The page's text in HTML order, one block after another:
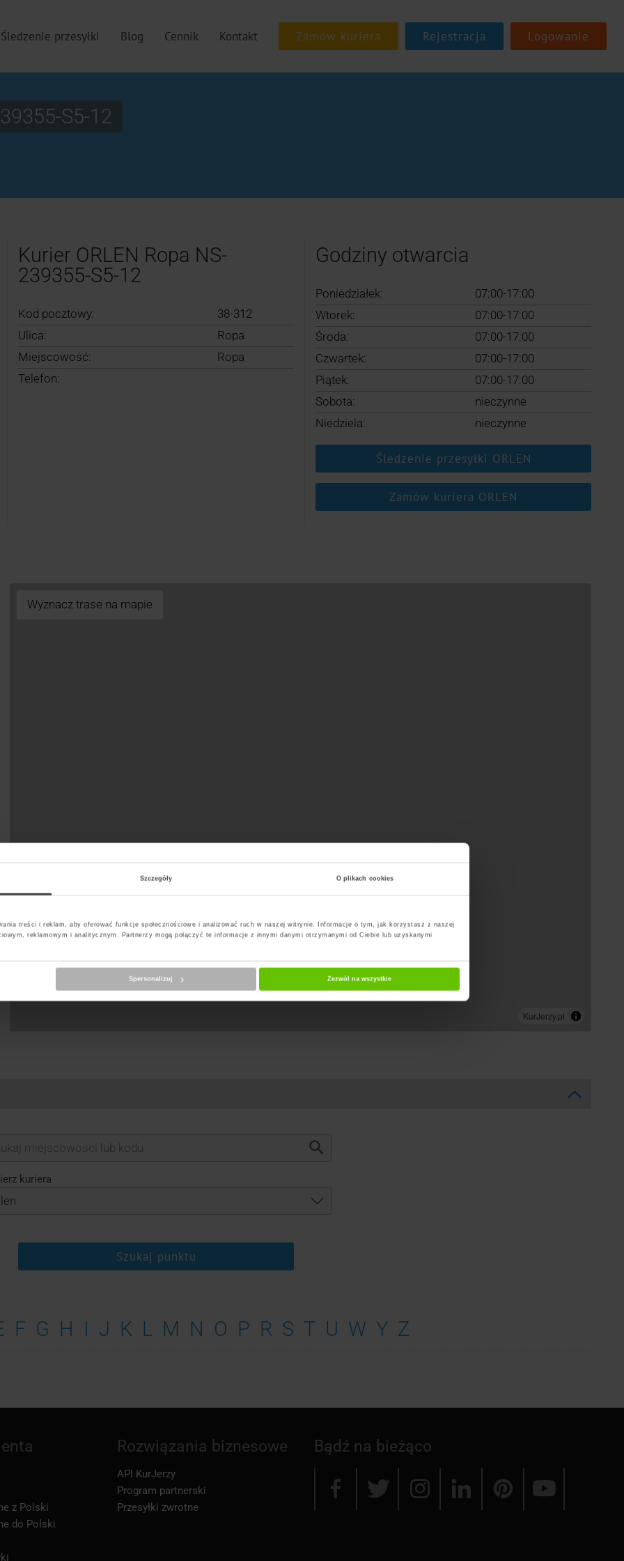
Szczegóły O plikach cookies
treści i reklam, aby oferować funkcje społecznościowe i analizować ruch w naszej witrynie. Informacje o tym, jak korzystasz z naszej
reklamowym i analitycznym. Partnerzy mogą połączyć te informacje z innymi danymi otrzymanymi od Ciebie lub uzyskanymi
Spersonalizuj Zezwól na wszystkie
Śledzenie przesyłki Blog Cennik Kontakt Rejestracja Logowanie
S5-12
Kurier ORLEN Ropa NS-
239355-S5-12
Kod pocztowy:
38-312
Ulica:
Ropa
Miejscowość:
Ropa
Telefon:
Godziny otwarcia
Poniedziałek:
07:00-17:00
Wtorek:
07:00-17:00
Środa:
07:00-17:00
Czwartek:
07:00-17:00
Piątek:
07:00-17:00
Sobota:
nieczynne
Niedziela:
nieczynne
Śledzenie przesyłki ORLEN
Zamów kuriera ORLEN
Wyznacz trase na mapie
kuriera
Szukaj punktu
F G H I J K L M N O P R S T U W Y Z
Bądź na bieżąco
z Polski
do Polski
Rozwiązania biznesowe
API KurJerzy
Program partnerski
Przesyłki zwrotne